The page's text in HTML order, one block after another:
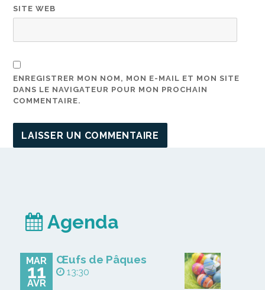
SITE WEB
ENREGISTRER MON NOM, MON E-MAIL ET MON SITE
DANS LE NAVIGATEUR POUR MON PROCHAIN
COMMENTAIRE.
Agenda
MAR
11
AVR
Œufs de Pâques
13:30